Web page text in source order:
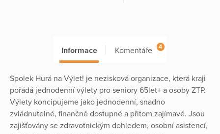
Informace Komentáře 4
Spolek Hurá na Výlet! je nezisková organizace, která kraji
pořádá jednodenní výlety pro seniory 65let+ a osoby ZTP.
Výlety koncipujeme jako jednodenní, snadno
zvládnutelné, finančně dostupné a přitom zajímavé. Jsou
zajišťovány se zdravotnickým dohledem, osobní asistencí,